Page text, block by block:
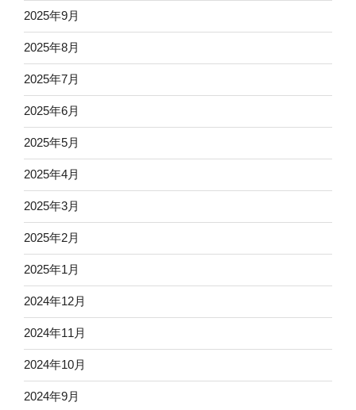
2025年9月
2025年8月
2025年7月
2025年6月
2025年5月
2025年4月
2025年3月
2025年2月
2025年1月
2024年12月
2024年11月
2024年10月
2024年9月